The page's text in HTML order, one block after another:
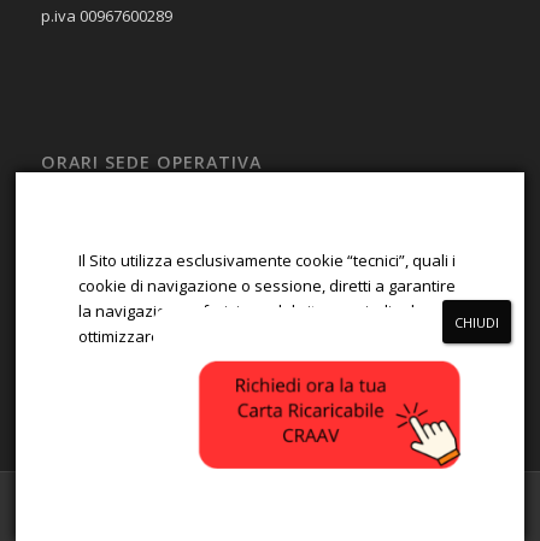
p.iva 00967600289
ORARI SEDE OPERATIVA
Chiuso
Il Sito utilizza esclusivamente cookie “tecnici”, quali i
cookie di navigazione o sessione, diretti a garantire
la navigazione e fruizione del sito, e quindi ad
ottimizzare la navigazione.
ACCETTA